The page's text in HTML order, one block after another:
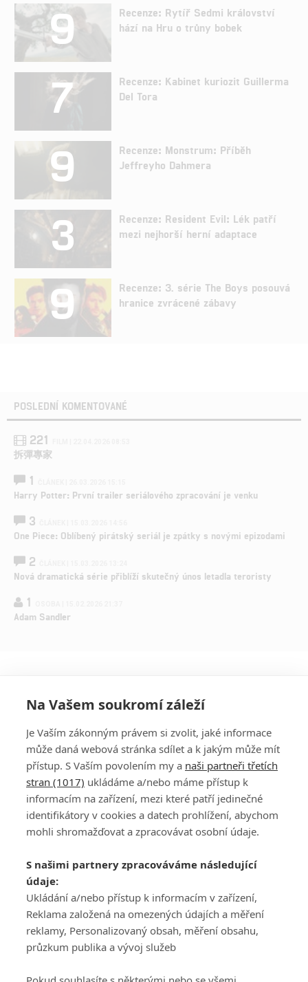
9
Recenze: Rytíř Sedmi království
hází na Hru o trůny bobek
7
Recenze: Kabinet kuriozit Guillerma
Del Tora
9
Recenze: Monstrum: Příběh
Jeffreyho Dahmera
3
Recenze: Resident Evil: Lék patří
mezi nejhorší herní adaptace
9
Recenze: 3. série The Boys posouvá
hranice zvrácené zábavy
POSLEDNÍ KOMENTOVANÉ
221
拆彈專家
1
Harry Potter: První trailer seriálového zpracování je venku
3
One Piece: Oblíbený pirátský seriál je zpátky s novými epizodami
2
Nová dramatická série přiblíží skutečný únos letadla teroristy
1
Adam Sandler
PŘIHLÁSIT
REGISTROVAT
DISKUZE
Šéfredaktorkou webu jePetr Slavík, e-mailserialy@fandimefilmu.cz
Máte-li zájem o inzerci na našem webu napište nám na e-mail
studio@koncal.com
Ochrana osobních údajů|Zásady používání cookies |Pravidla webu
Upravit nastavení soukromí
Na Vašem soukromí záleží
Je Vaším zákonným právem si zvolit, jaké informace
může daná webová stránka sdílet a k jakým může mít
přístup. S Vaším povolením my a naši partneři třetích
stran (1017) ukládáme a/nebo máme přístup k
informacím na zařízení, mezi které patří jedinečné
identifikátory v cookies a datech prohlížení, abychom
mohli shromažďovat a zpracovávat osobní údaje.
S našimi partnery zpracováváme následující
údaje:
Ukládání a/nebo přístup k informacím v zařízení,
Reklama založená na omezených údajích a měření
reklamy, Personalizovaný obsah, měření obsahu,
průzkum publika a vývoj služeb